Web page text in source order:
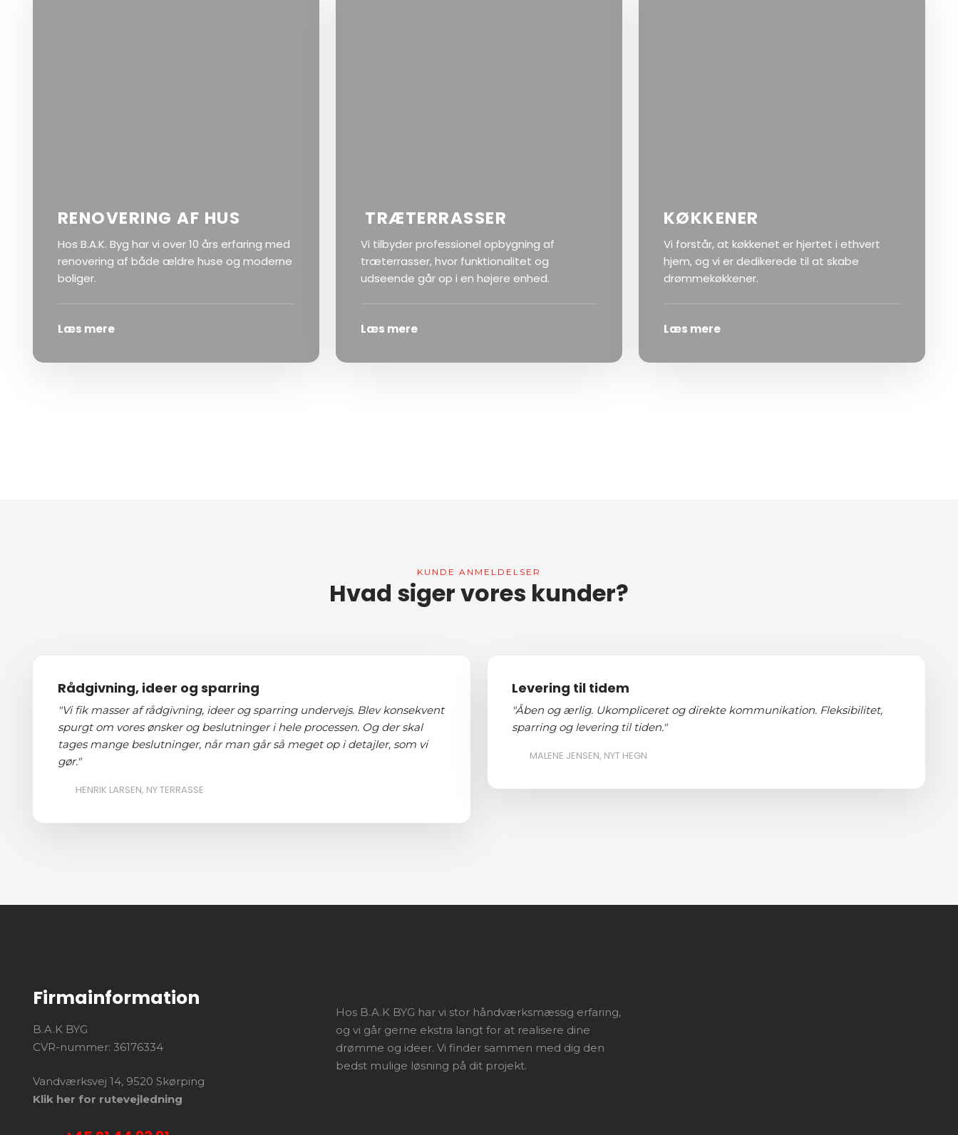
RENOVERING AF HUS
Hos B.A.K. Byg har vi over 10 års erfaring med
renovering af både ældre huse og moderne
boliger.
Læs mere
TRÆTERRASSER
Vi tilbyder professionel opbygning af
træterrasser, hvor funktionalitet og
udseende går op i en højere enhed.
Læs mere
KØKKENER
Vi forstår, at køkkenet er hjertet i ethvert
hjem, og vi er dedikerede til at skabe
drømmekøkkener.
Læs mere
KUNDE ANMELDELSER​
Hvad siger vores kunder?​
Rådgivning, ideer og sparring
"Vi fik masser af rådgivning, ideer og sparring undervejs. Blev konsekvent
spurgt om vores ønsker og beslutninger i hele processen. Og der skal
tages mange beslutninger, når man går så meget op i detajler, som vi
gør."
HENRIK LARSEN, NY TERRASSE
Levering til tidem
"Åben og ærlig. Ukompliceret og direkte kommunikation. Fleksibilitet,
sparring og levering til tiden."
MALENE JENSEN, NYT HEGN
Firmainformation
B.A.K BYG
CVR-nummer: 36176334
Vandværksvej 14, 9520 Skørping
Klik her for rutevejledning
Hos B.A.K BYG har vi stor håndværksmæssig erfaring,
og vi går gerne ekstra langt for at realisere dine
drømme og ideer. Vi finder sammen med dig den
bedst mulige løsning på dit projekt.